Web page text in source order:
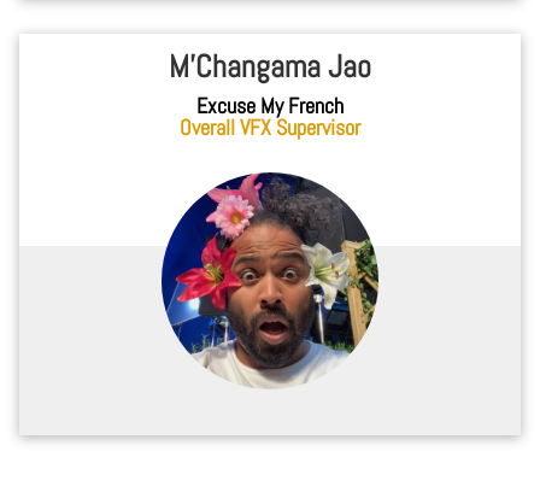
M’Changama Jao
Excuse My French
Overall VFX Supervisor